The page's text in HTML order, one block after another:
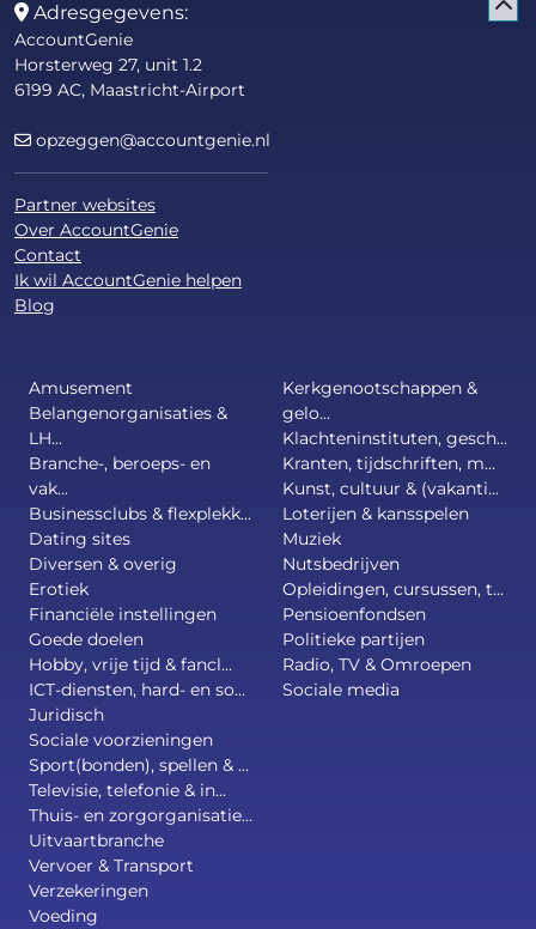
Adresgegevens:
AccountGenie
Horsterweg 27, unit 1.2
6199 AC, Maastricht-Airport
opzeggen@accountgenie.nl
Partner websites
Over AccountGenie
Contact
Ik wil AccountGenie helpen
Blog
Amusement
Belangenorganisaties &
LH...
Branche-, beroeps- en
vak...
Businessclubs & flexplekk...
Dating sites
Diversen & overig
Erotiek
Financiële instellingen
Goede doelen
Hobby, vrije tijd & fancl...
ICT-diensten, hard- en so...
Juridisch
Kerkgenootschappen &
gelo...
Klachteninstituten, gesch...
Kranten, tijdschriften, m...
Kunst, cultuur & (vakanti...
Loterijen & kansspelen
Muziek
Nutsbedrijven
Opleidingen, cursussen, t...
Pensioenfondsen
Politieke partijen
Radio, TV & Omroepen
Sociale media
Sociale voorzieningen
Sport(bonden), spellen & ...
Televisie, telefonie & in...
Thuis- en zorgorganisatie...
Uitvaartbranche
Vervoer & Transport
Verzekeringen
Voeding